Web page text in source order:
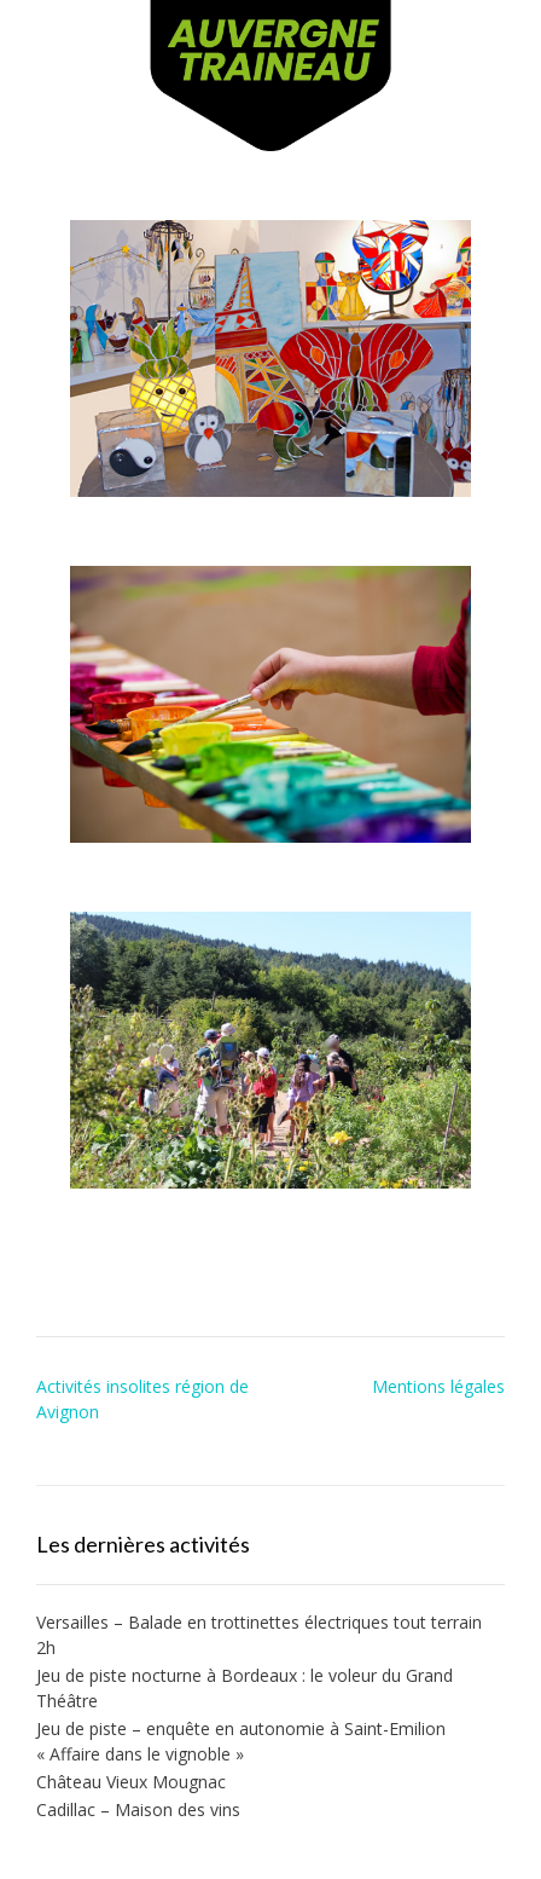
Post
navigation
Activités insolites région de
Avignon
Mentions légales
Les dernières activités
Versailles – Balade en trottinettes électriques tout terrain
2h
Jeu de piste nocturne à Bordeaux : le voleur du Grand
Théâtre
Jeu de piste – enquête en autonomie à Saint-Emilion
« Affaire dans le vignoble »
Château Vieux Mougnac
Cadillac – Maison des vins